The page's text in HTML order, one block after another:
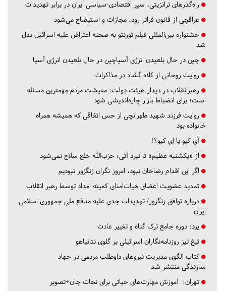
راه‌گذرهای ترانزیتی، سپر اقتصادی-سیاسی ایران در برابر تهدیدات
عراقچی از قانون فراتر رود، مجازات و استیضاح می‌شود
جشنواره بین‌المللی فیلم تورنتو به صحنه اعتراض علیه اسرائیل بدل
شد
چین در حال بلعیدن انرژی آسیاچین در حال بلعیدن انرژی آسیا
روایت روحانی از کلاه گشاد در مذاکرات
رهبرانقلاب در دیدار هیئت دولت: معیشت مردم مهمترین مسئله
است؛ برای انضباط بازار چاره‌اندیشی شود
روایت فرزند شهید طهرانچی از حس اتفاقی که همیشه همراه
خانواده بود
آي كيو يا اِي كيو؟!
از «یکشنبه عظیم» تا نبرد آتی؛ حزب‌الله خلع سلاح نمی‌شود
اگر این اقدام رضاخان نبود، امروز نگران زنگزور نبودیم
تمدید عضویت اعضای هیات‌امنای کمیته امداد توسط رهبر انقلاب
درباره توافق زنگزور/ تهدیدات جدی علیه منافع ملی جمهوری اسلامی
ایران
یزد: دوره جامع ترک گناه و تغییر عادت
تیغ تیز روزنامه‌نگاران اسرائیلی بر گلوی نتانیاهو
کتاب الگوی مدیریت نیروهای داوطلب مردمی در جهاد
سازندگی منتشر شد
تهران: آموزش مهارت‌های حیاتی برای نجات جان+تصویر